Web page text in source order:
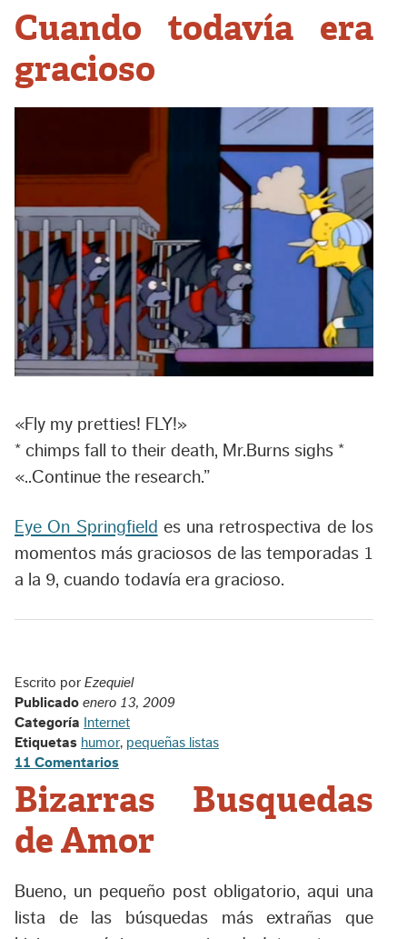
Cuando todavía era
gracioso
«Fly my pretties! FLY!»
* chimps fall to their death, Mr.Burns sighs *
«..Continue the research.”
Eye On Springfield es una retrospectiva de los
momentos más graciosos de las temporadas 1
a la 9, cuando todavía era gracioso.
Escrito porEzequiel
Publicado enero 13, 2009
Categoría
Internet
Etiquetas humor, pequeñas listas
11 Comentarios
Bizarras Busquedas
de Amor
Bueno, un pequeño post obligatorio, aqui una
lista de las búsquedas más extrañas que